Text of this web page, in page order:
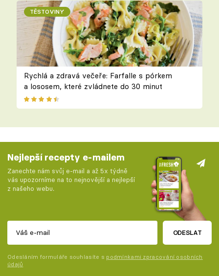
TĚSTOVINY
Rychlá a zdravá večeře: Farfalle s pórkem
a lososem, které zvládnete do 30 minut
Nejlepší recepty e-mailem
Zanechte nám svůj e-mail a až 5x týdně
vás upozorníme na to nejnovější a nejlepší
z našeho webu.
ODESLAT
Odesláním formuláře souhlasíte s podmínkami zpracování osobních
údajů